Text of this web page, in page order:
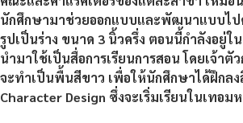
นักศึกษามาช่วยออกแบบและพัฒนาแบบไป
รูปเป็นร่าง ขนาด 3 นิ้วครึ่ง ตอนนี้กำลังอยู่ใ
นำมาใช้เป็นสื่อการเรียนการสอน โดยเจ้าตั
จะทำเป็นพื้นสีขาว เพื่อให้นักศึกษาได้ฝึกลง
Character Design ซึ่งจะเริ่มเรียนในเทอม